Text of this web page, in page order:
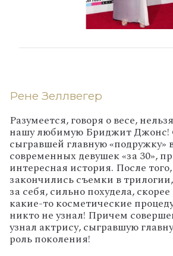
Рене Зеллвегер
Разумеется, говоря о весе,
нашу любимую Бриджит Джонс!
сыгравшей главную «подружку»
современных девушек «за 30»,
интересная история. После
закончились съемки в
за себя, сильно похудела,
какие-то косметические
никто не узнал! Причем
узнал актрису, сыгравшую
роль поколения!